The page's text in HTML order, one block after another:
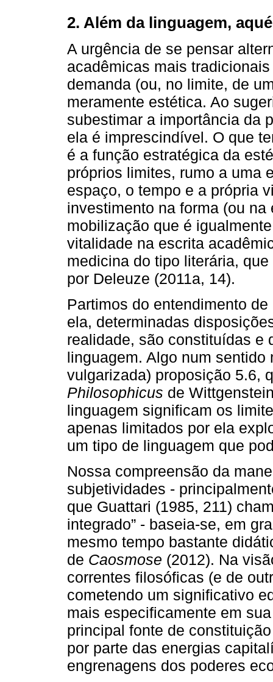
2. Além da linguagem,
A urgência de se pensar
acadêmicas mais
demanda (ou, no limite, de
meramente estética. Ao
subestimar a importância da
ela é imprescindível. O que
é a função estratégica da
próprios limites, rumo a uma
espaço, o tempo e a própria
investimento na forma (ou
mobilização que é
vitalidade na escrita
medicina do tipo literária,
por Deleuze (2011a, 14).
Partimos do entendimento
ela, determinadas
realidade, são constituídas e
linguagem. Algo num
vulgarizada) proposição 5.6,
Philosophicus de
linguagem significam os
apenas limitados por ela
um tipo de linguagem que
Nossa compreensão da
subjetividades -
que Guattari (1985, 211)
integrado” - baseia-se, em
mesmo tempo bastante
de Caosmose (2012). Na
correntes filosóficas (e de
cometendo um significativo
mais especificamente em
principal fonte de
por parte das energias
engrenagens dos poderes